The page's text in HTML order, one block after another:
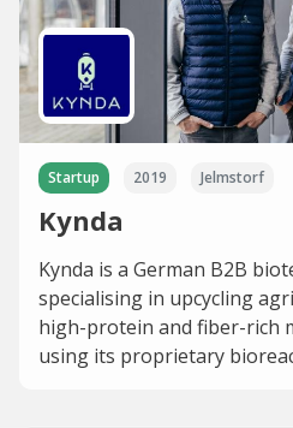
Startup 2019 Jelmstorf
Kynda
Kynda is a German B2B
specialising in upcycling
high-protein and fiber-rich
using its proprietary